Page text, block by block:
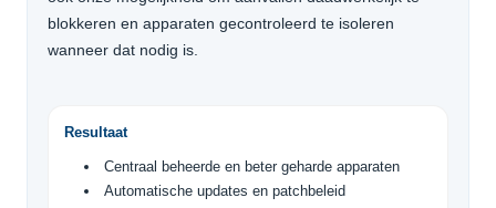
blokkeren en apparaten gecontroleerd te isoleren
wanneer dat nodig is.
Resultaat
Centraal beheerde en beter geharde apparaten
Automatische updates en patchbeleid